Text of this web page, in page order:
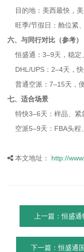
目的地：美西最快，美
旺季/节假日：舱位紧
六、与同行对比（参考）
恒盛通：3–9天，稳定
DHL/UPS：2–4天，快
普通空派：7–15天，
七、适合场景
特快3–6天：样品、紧
空派5–9天：FBA头程
本文地址： http://
上一篇：恒盛
下一篇：恒盛通